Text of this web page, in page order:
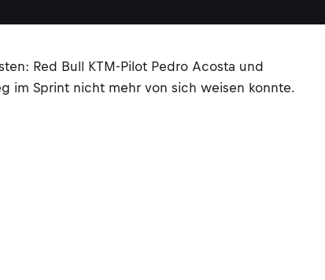
Red Bull KTM-Pilot Pedro Acosta und
im Sprint nicht mehr von sich weisen konnte.